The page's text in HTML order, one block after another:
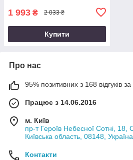
1 993 ₴ 2 033 ₴
Купити
Про нас
95% позитивних з 168 відгуків за
Працює з 14.06.2016
м. Київ
пр-т Героїв Небесної Сотні, 18,
Київська область, 08148,
Контакти